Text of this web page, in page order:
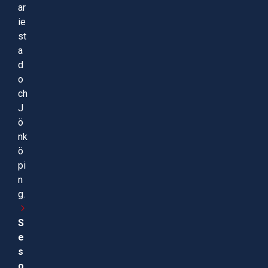
ar
ie
st
a
d
o
ch
J
ö
nk
ö
pi
n
g.
S
e
s
o